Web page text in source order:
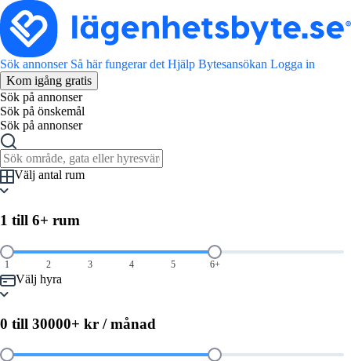
Sök annonser Så här fungerar det Hjälp Bytesansökan Logga in
Kom igång gratis
Sök på annonser
Sök på önskemål
Sök på annonser
Välj antal rum
1 till 6+ rum
1 2 3 4 5 6+
Välj hyra
0 till 30000+ kr / månad